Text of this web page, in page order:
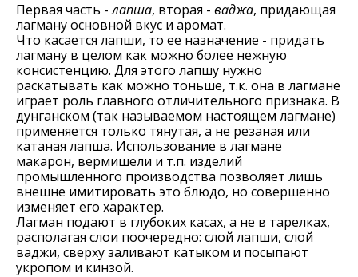
Первая часть -лапша, вторая - ваджа, придающая
лагману основной вкус и аромат.
Что касается лапши, то ее назначение - придать
лагману в целом как можно более нежную
консистенцию. Для этого лапшу нужно
раскатывать как можно тоньше, т.к. она в лагмане
играет роль главного отличительного признака. В
дунганском (так называемом настоящем лагмане)
применяется только тянутая, а не резаная или
катаная лапша. Использование в лагмане
макарон, вермишели и т.п. изделий
промышленного производства позволяет лишь
внешне имитировать это блюдо, но совершенно
изменяет его характер.
Лагман подают в глубоких касах, а не в тарелках,
располагая слои поочередно: слой лапши, слой
ваджи, сверху заливают катыком и посыпают
укропом и кинзой.